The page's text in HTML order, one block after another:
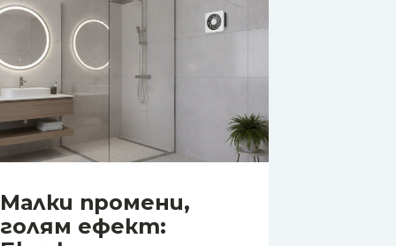
Малки промени,
голям ефект: